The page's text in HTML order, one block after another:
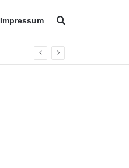
Impressum